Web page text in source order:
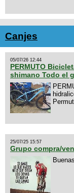
Canjes
05/07/26 12:44
PERMUTO
shimano Todo el
25/07/25 15:57
Grupo compra/